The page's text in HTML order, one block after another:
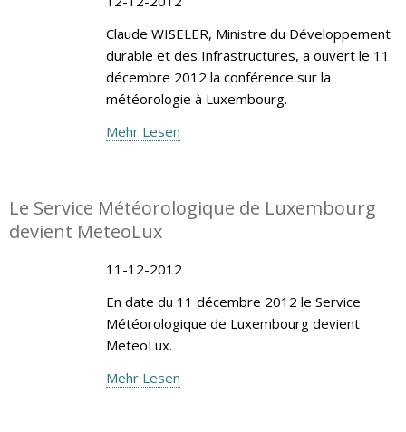
Claude WISELER, Ministre du Développement
durable et des Infrastructures, a ouvert le 11
décembre 2012 la conférence sur la
météorologie à Luxembourg.
Mehr Lesen
Le Service Météorologique de Luxembourg
devient MeteoLux
11-12-2012
En date du 11 décembre 2012 le Service
Météorologique de Luxembourg devient
MeteoLux.
Mehr Lesen